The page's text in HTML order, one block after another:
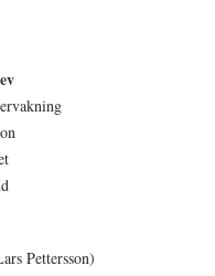
Pettersson)